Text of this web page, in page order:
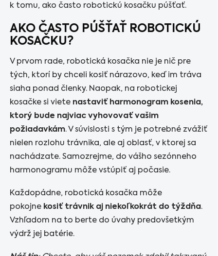
k tomu, ako často robotickú kosačku púšťať.
AKO ČASTO PÚŠŤAŤ ROBOTICKÚ
KOSAČKU?
V prvom rade, robotická kosačka nie je nič pre
tých, ktorí by chceli kosiť nárazovo, keď im tráva
siaha ponad členky. Naopak, na robotickej
kosačke si viete nastaviť harmonogram kosenia,
ktorý bude najviac vyhovovať vašim
požiadavkám. V súvislosti s tým je potrebné zvážiť
nielen rozlohu trávnika, ale aj oblasť, v ktorej sa
nachádzate. Samozrejme, do vášho sezónneho
harmonogramu môže vstúpiť aj počasie.
Každopádne, robotická kosačka môže
pokojne kosiť trávnik aj niekoľkokrát do týždňa.
Vzhľadom na to berte do úvahy predovšetkým
výdrž jej batérie.